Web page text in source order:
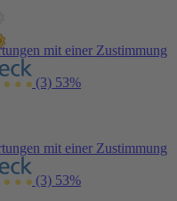
mit einer Zustimmung
(3) 53%
mit einer Zustimmung
(3) 53%